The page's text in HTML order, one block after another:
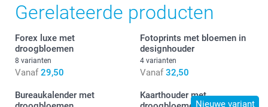
Gerelateerde producten
Forex luxe met
droogbloemen
8 varianten
Vanaf 29,50
Fotoprints met bloemen in
designhouder
4 varianten
Vanaf 32,50
Bureaukalender met
Nieuwe variant
Kaarthouder met